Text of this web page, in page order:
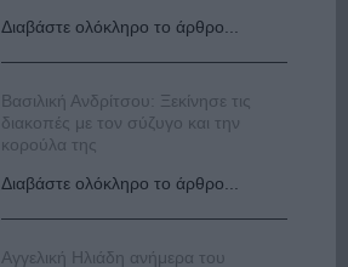
Διαβάστε ολόκληρο το άρθρο...
Βασιλική Ανδρίτσου: Ξεκίνησε τις
διακοπές με τον σύζυγο και την
κορούλα της
Διαβάστε ολόκληρο το άρθρο...
Αγγελική Ηλιάδη ανήμερα του